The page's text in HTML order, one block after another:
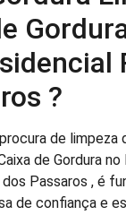
?
de limpeza
de Gordura no
Passaros , é
de confiança e